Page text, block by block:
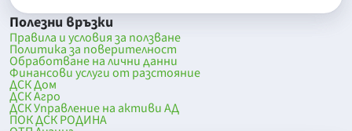
Полезни връзки
Правила и условия за ползване
Политика за поверителност
Обработване на лични данни
Финансови услуги от разстояние
ДСК Дом
ДСК Агро
ДСК Управление на активи АД
ПОК ДСК РОДИНА